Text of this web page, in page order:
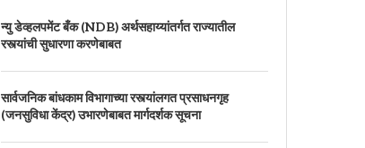
न्यु डेव्हलपमेंट बँक (NDB) अर्थसहाय्यांतर्गत राज्यातील
रस्त्यांची सुधारणा करणेबाबत
सार्वजनिक बांधकाम विभागाच्या रस्त्यांलगत प्रसाधनगृह
(जनसुविधा केंद्र) उभारणेबाबत मार्गदर्शक सूचना